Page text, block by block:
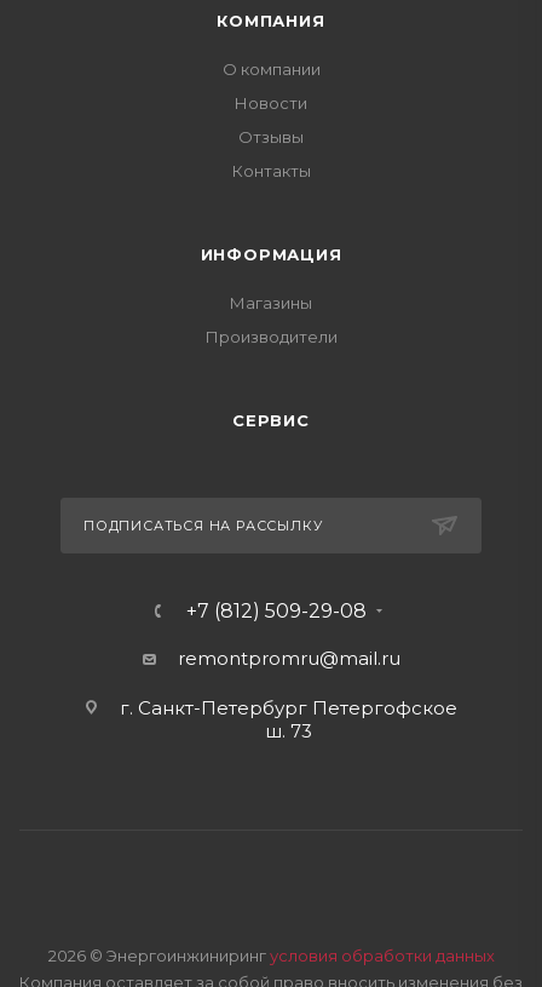
КОМПАНИЯ
О компании
Новости
Отзывы
Контакты
ИНФОРМАЦИЯ
Магазины
Производители
СЕРВИС
ПОДПИСАТЬСЯ НА РАССЫЛКУ
+7 (812) 509-29-08
remontpromru@mail.ru
г. Санкт-Петербург Петергофское
ш. 73
2026 © Энергоинжинирингусловия обработки данных
Компания оставляет за собой право вносить изменения без